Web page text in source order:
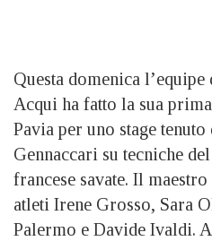
Questa domenica
Acqui ha fatto la sua
Pavia per uno stage
Gennaccari su tecniche
francese savate. Il
atleti Irene Grosso, Sara
Palermo e Davide Ivaldi.